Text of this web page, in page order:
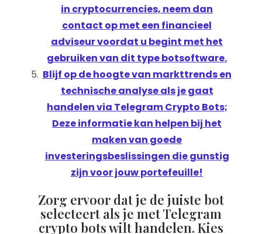
in cryptocurrencies, neem dan
contact op met een financieel
adviseur voordat u begint met het
gebruiken van dit type botsoftware.
Blijf op de hoogte van markttrends en
technische analyse als je gaat
handelen via Telegram Crypto Bots;
Deze informatie kan helpen bij het
maken van goede
investeringsbeslissingen die gunstig
zijn voor jouw portefeuille!
Zorg ervoor dat je de juiste bot
selecteert als je met Telegram
crypto bots wilt handelen. Kies